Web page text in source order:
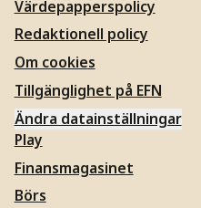
Värdepapperspolicy
Redaktionell policy
Om cookies
Tillgänglighet på EFN
Ändra datainställningar
Play
Finansmagasinet
Börs